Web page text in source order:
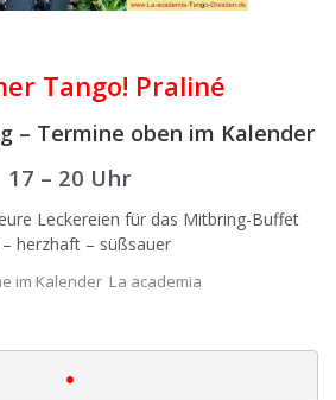
Tango! Praliné
– Termine oben im Kalender
17 – 20 Uhr
Leckereien für das Mitbring-Buffet
herzhaft – süßsauer
im Kalender La academia
•